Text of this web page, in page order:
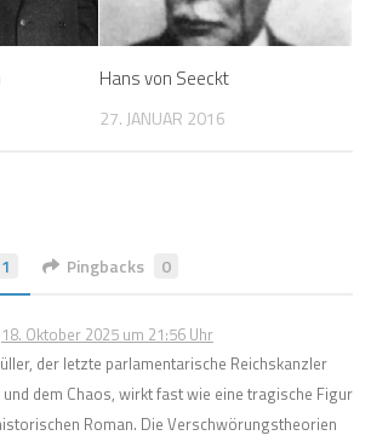
Hans von Seeckt
27. JANUAR 2016
1 Pingbacks 0
18. Oktober 2025 um 21:56 Uhr
der letzte parlamentarische Reichskanzler
dem Chaos, wirkt fast wie eine tragische Figur
Roman. Die Verschwörungstheorien